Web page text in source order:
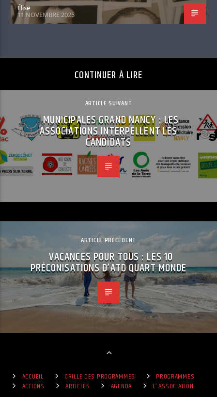
Élise
11 NOVEMBRE 2025
CONTINUER À LIRE
ARTICLE SUIVANT
MUNICIPALES GRAND NANCY : LES
ASSOCIATIONS INTERPELLENT LES
CANDIDATS
ARTICLE PRÉCÉDENT
VACANCES POUR TOUS : LES 10
PRÉCONISATIONS D’ATD QUART MONDE
ACCUEIL GRILLE DES PROGRAMMES
PROGRAMMES
ACTIONS
ARTICLES AGENDA L’ ASSOCIATION